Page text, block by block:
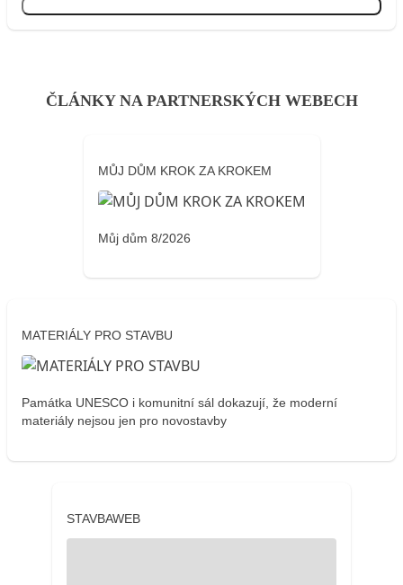
ČLÁNKY NA PARTNERSKÝCH WEBECH
MŮJ DŮM KROK ZA KROKEM
Můj dům 8/2026
MATERIÁLY PRO STAVBU
Památka UNESCO i komunitní sál dokazují, že moderní
materiály nejsou jen pro novostavby
STAVBAWEB